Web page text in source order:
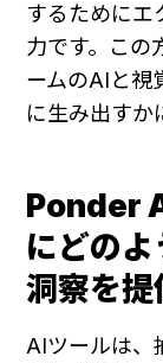
するためにエ
力です。この
ームのAIと視
に生み出すか
Ponder
にどの
洞察を提
AIツールは、